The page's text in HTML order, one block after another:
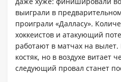
выиграли в
проиграли «Далласу».
хоккеистов и атакующий
работают в матчах на
костяк, но в воздухе витает
следующий провал станет